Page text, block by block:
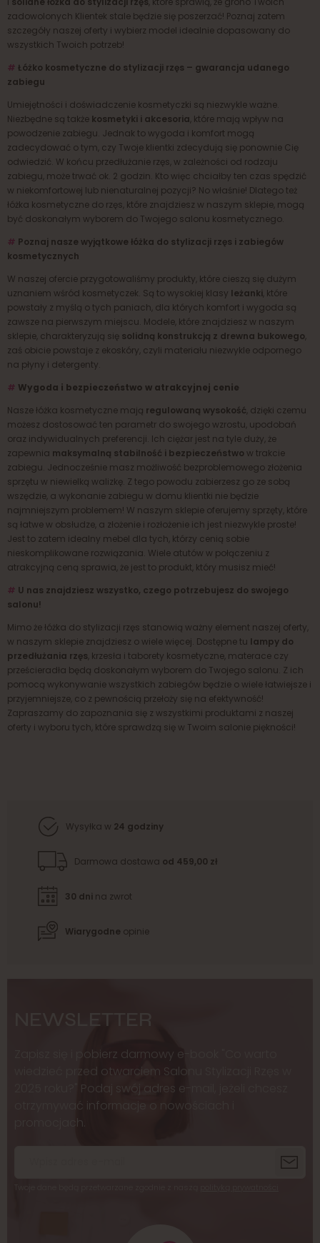
zadowolonych Klientek stale będzie się poszerzać! Poznaj zatem
szczegóły naszej oferty i wybierz model idealnie dopasowany do
wszystkich Twoich potrzeb!
# Łóżko kosmetyczne do stylizacji rzęs – gwarancja udanego
zabiegu
Umiejętności i doświadczenie kosmetyczki są niezwykle ważne.
Niezbędne są także kosmetyki i akcesoria , które mają wpływ na
powodzenie zabiegu. Jednak to wygoda i komfort mogą
zadecydować o tym, czy Twoje klientki zdecydują się ponownie Cię
odwiedzić. W końcu przedłużanie rzęs, w zależności od rodzaju
zabiegu, może trwać ok. 2 godzin. Kto więc chciałby ten czas spędzić
w niekomfortowej lub nienaturalnej pozycji? No właśnie! Dlatego też
łóżka kosmetyczne do rzęs, które znajdziesz w naszym sklepie, mogą
być doskonałym wyborem do Twojego salonu kosmetycznego.
# Poznaj nasze wyjątkowe łóżka do stylizacji rzęs i zabiegów
kosmetycznych
W naszej ofercie przygotowaliśmy produkty, które cieszą się dużym
uznaniem wśród kosmetyczek. Są to wysokiej klasy leżanki , które
powstały z myślą o tych paniach, dla których komfort i wygoda są
zawsze na pierwszym miejscu. Modele, które znajdziesz w naszym
sklepie, charakteryzują się solidną konstrukcją z drewna bukowego
zaś obicie powstaje z ekoskóry, czyli materiału niezwykle odpornego
na płyny i detergenty.
# Wygoda i bezpieczeństwo w atrakcyjnej cenie
Nasze łóżka kosmetyczne mają regulowaną wysokość , dzięki czemu
możesz dostosować ten parametr do swojego wzrostu, upodobań
oraz indywidualnych preferencji. Ich ciężar jest na tyle duży, że
zapewnia maksymalną stabilność i bezpieczeństwo w trakcie
zabiegu. Jednocześnie masz możliwość bezproblemowego złożenia
sprzętu w niewielką walizkę. Z tego powodu zabierzesz go ze sobą
wszędzie, a wykonanie zabiegu w domu klientki nie będzie
najmniejszym problemem! W naszym sklepie oferujemy sprzęty, które
są łatwe w obsłudze, a złożenie i rozłożenie ich jest niezwykle proste!
Jest to zatem idealny mebel dla tych, którzy cenią sobie
nieskomplikowane rozwiązania. Wiele atutów w połączeniu z
atrakcyjną ceną sprawia, że jest to produkt, który musisz mieć!
# U nas znajdziesz wszystko, czego potrzebujesz do swojego
salonu!
Mimo że łóżka do stylizacji rzęs stanowią ważny element naszej oferty,
w naszym sklepie znajdziesz o wiele więcej. Dostępne tu lampy do
przedłużania rzęs , krzesła i taborety kosmetyczne, materace czy
prześcieradła będą doskonałym wyborem do Twojego salonu. Z ich
pomocą wykonywanie wszystkich zabiegów będzie o wiele łatwiejsze i
przyjemniejsze, co z pewnością przełoży się na efektywność!
Zapraszamy do zapoznania się z wszystkimi produktami z naszej
oferty i wyboru tych, które sprawdzą się w Twoim salonie piękności!
Wysyłka w 24 godziny
Darmowa dostawa od 459,00 zł
30 dni na zwrot
Wiarygodne opinie
NEWSLETTER
Zapisz się i pobierz darmowy e-book "Co warto
wiedzieć przed otwarciem Salonu Stylizacji Rzęs w
2025 roku?" Podaj swój adres e-mail, jeżeli chcesz
otrzymywać informacje o nowościach i
promocjach.